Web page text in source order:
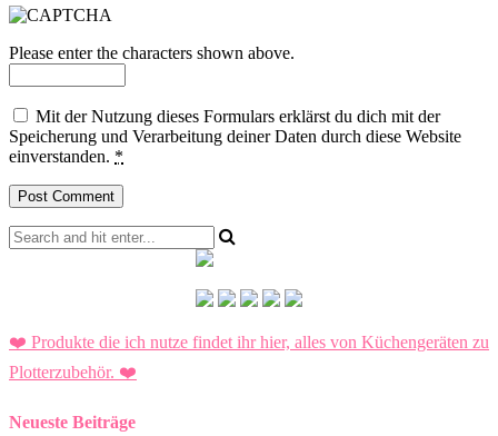
Please enter the characters shown above.
Mit der Nutzung dieses Formulars erklärst du dich mit der
Speicherung und Verarbeitung deiner Daten durch diese Website
einverstanden. *
❤️ Produkte die ich nutze findet ihr hier, alles von Küchengeräten zu
Plotterzubehör. ❤️
Neueste Beiträge